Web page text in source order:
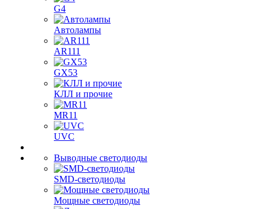
G4
Автолампы
AR111
GX53
КЛЛ и прочие
MR11
UVC
Выводные светодиоды
SMD-светодиоды
Мощные светодиоды